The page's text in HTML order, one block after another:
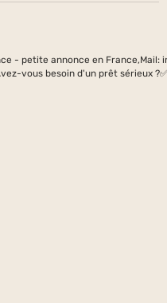
- petite annonce en France,Mail:
vous besoin d'un prêt sérieux